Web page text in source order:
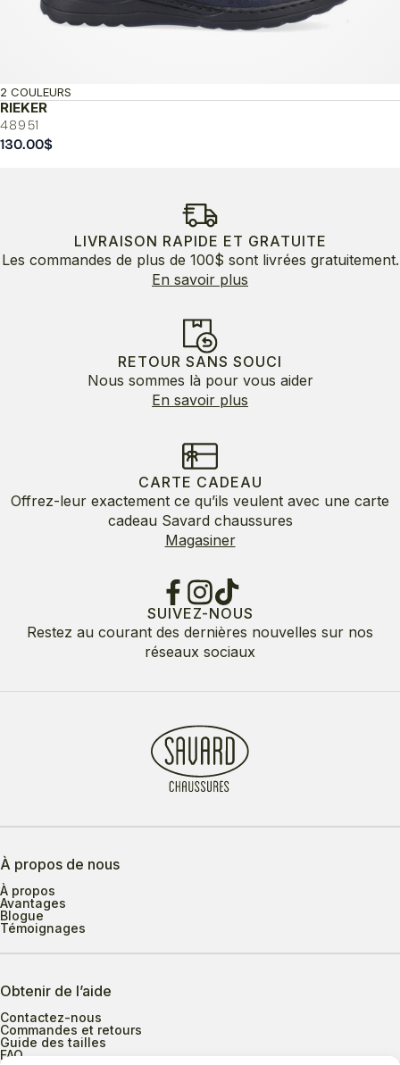
RIEKER
48951
2 COULEURS
130.00$
LIVRAISON RAPIDE ET GRATUITE
Les commandes de plus de 100$ sont livrées gratuitement.
En savoir plus
RETOUR SANS SOUCI
Nous sommes là pour vous aider
En savoir plus
CARTE CADEAU
Offrez-leur exactement ce qu’ils veulent avec une carte
cadeau Savard chaussures
Magasiner
SUIVEZ-NOUS
Restez au courant des dernières nouvelles sur nos
réseaux sociaux
À propos de nous
À propos
Avantages
Blogue
Témoignages
Obtenir de l’aide
Contactez-nous
Commandes et retours
Guide des tailles
FAQ